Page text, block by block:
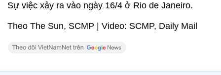
Sự việc xảy ra vào ngày 16/4 ở Rio de Janeiro.
Theo The Sun, SCMP | Video: SCMP, Daily Mail